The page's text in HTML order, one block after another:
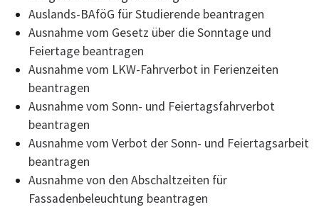
Auslands-BAföG für Studierende beantragen
Ausnahme vom Gesetz über die Sonntage und
Feiertage beantragen
Ausnahme vom LKW-Fahrverbot in Ferienzeiten
beantragen
Ausnahme vom Sonn- und Feiertagsfahrverbot
beantragen
Ausnahme vom Verbot der Sonn- und Feiertagsarbeit
beantragen
Ausnahme von den Abschaltzeiten für
Fassadenbeleuchtung beantragen